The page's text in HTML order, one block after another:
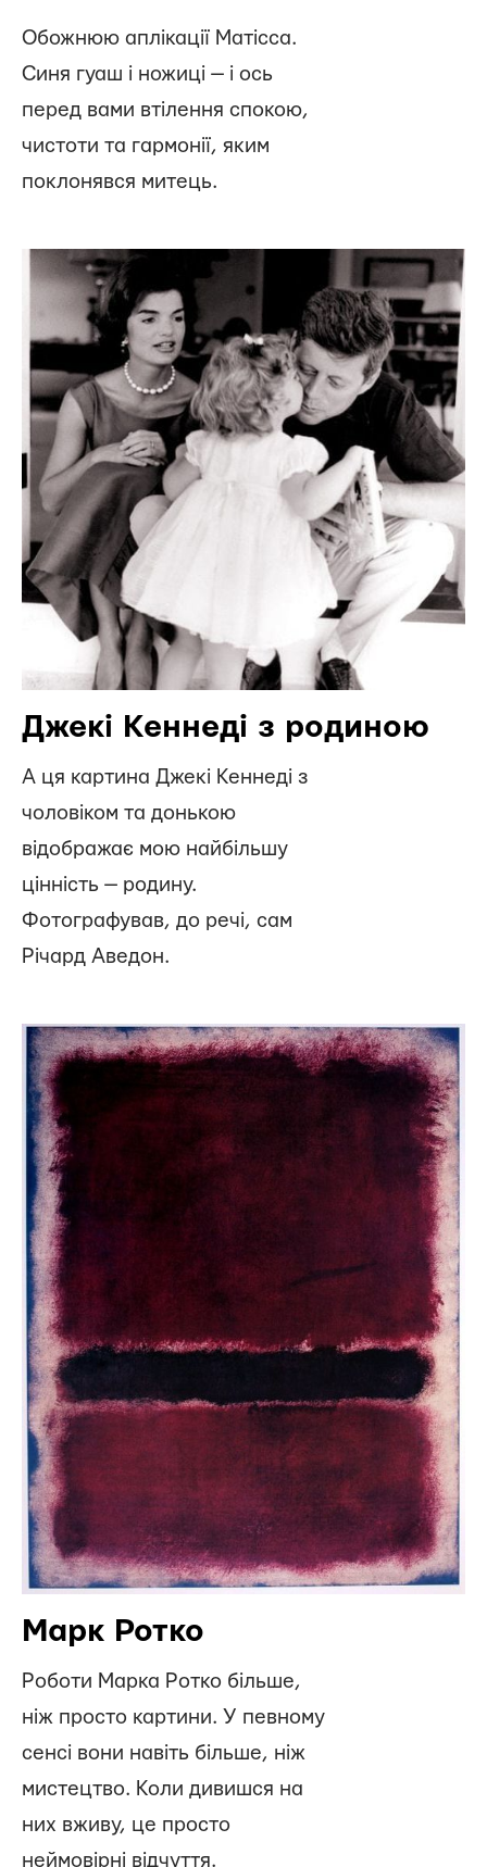
Обожнюю аплікації Матісса.
Синя гуаш і ножиці — і ось
перед вами втілення спокою,
чистоти та гармонії, яким
поклонявся митець.
Джекі Кеннеді з родиною
А ця картина Джекі Кеннеді з
чоловіком та донькою
відображає мою найбільшу
цінність — родину.
Фотографував, до речі, сам
Річард Аведон.
Марк Ротко
Роботи Марка Ротко більше,
ніж просто картини. У певному
сенсі вони навіть більше, ніж
мистецтво. Коли дивишся на
них вживу, це просто
неймовірні відчуття.